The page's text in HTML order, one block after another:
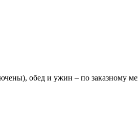
обед и ужин – по заказному